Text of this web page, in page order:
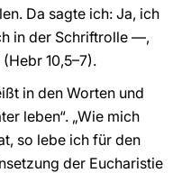
Da sagte ich: Ja, ich
in der Schriftrolle —,
10,5–7).
in den Worten und
leben“. „Wie mich
so lebe ich für den
der Eucharistie